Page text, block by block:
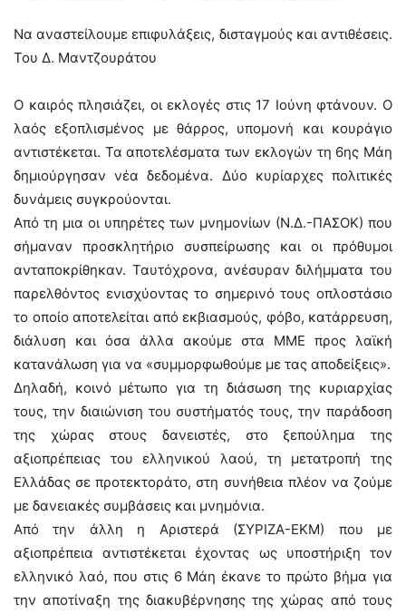
Να αναστείλουμε επιφυλάξεις, δισταγμούς και αντιθέσεις.
Του Δ. Μαντζουράτου
Ο καιρός πλησιάζει, οι εκλογές στις 17 Ιούνη φτάνουν. Ο
λαός εξοπλισμένος με θάρρος, υπομονή και κουράγιο
αντιστέκεται. Τα αποτελέσματα των εκλογών τη 6ης Μάη
δημιούργησαν νέα δεδομένα. Δύο κυρίαρχες πολιτικές
δυνάμεις συγκρούονται.
Από τη μια οι υπηρέτες των μνημονίων (Ν.Δ.-ΠΑΣΟΚ) που
σήμαναν προσκλητήριο συσπείρωσης και οι πρόθυμοι
ανταποκρίθηκαν. Ταυτόχρονα, ανέσυραν διλήμματα του
παρελθόντος ενισχύοντας το σημερινό τους οπλοστάσιο
το οποίο αποτελείται από εκβιασμούς, φόβο, κατάρρευση,
διάλυση και όσα άλλα ακούμε στα ΜΜΕ προς λαϊκή
κατανάλωση για να «συμμορφωθούμε με τας αποδείξεις».
Δηλαδή, κοινό μέτωπο για τη διάσωση της κυριαρχίας
τους, την διαιώνιση του συστήματός τους, την παράδοση
της χώρας στους δανειστές, στο ξεπούλημα της
αξιοπρέπειας του ελληνικού λαού, τη μετατροπή της
Ελλάδας σε προτεκτοράτο, στη συνήθεια πλέον να ζούμε
με δανειακές συμβάσεις και μνημόνια.
Από την άλλη η Αριστερά (ΣΥΡΙΖΑ-ΕΚΜ) που με
αξιοπρέπεια αντιστέκεται έχοντας ως υποστήριξη τον
ελληνικό λαό, που στις 6 Μάη έκανε το πρώτο βήμα για
την αποτίναξη της διακυβέρνησης της χώρας από τους